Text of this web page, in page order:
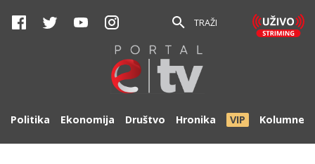
TRAŽI
Politika Ekonomija Društvo Hronika VIP Kolumne